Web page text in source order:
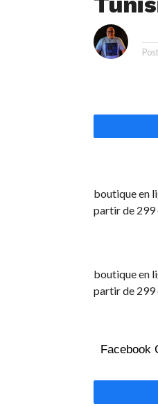
boutique en
partir de 299
boutique en
partir de 299
Facebook